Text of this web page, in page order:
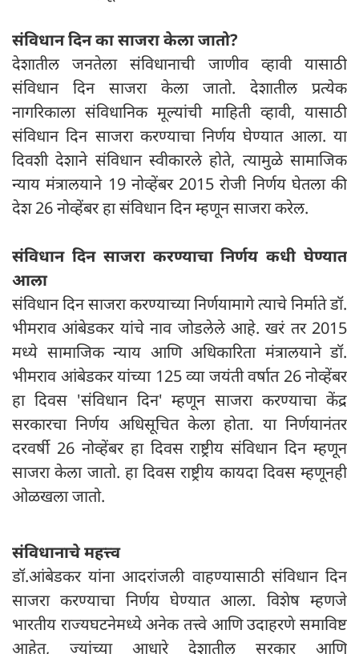
संविधान दिन का साजरा केला जातो?
देशातील जनतेला संविधानाची जाणीव व्हावी यासाठी
संविधान दिन साजरा केला जातो. देशातील प्रत्येक
नागरिकाला संविधानिक मूल्यांची माहिती व्हावी, यासाठी
संविधान दिन साजरा करण्याचा निर्णय घेण्यात आला. या
दिवशी देशाने संविधान स्वीकारले होते, त्यामुळे सामाजिक
न्याय मंत्रालयाने 19 नोव्हेंबर 2015 रोजी निर्णय घेतला की
देश 26 नोव्हेंबर हा संविधान दिन म्हणून साजरा करेल.
संविधान दिन साजरा करण्याचा निर्णय कधी घेण्यात
आला
संविधान दिन साजरा करण्याच्या निर्णयामागे त्याचे निर्माते डॉ.
भीमराव आंबेडकर यांचे नाव जोडलेले आहे. खरं तर 2015
मध्ये सामाजिक न्याय आणि अधिकारिता मंत्रालयाने डॉ.
भीमराव आंबेडकर यांच्या 125 व्या जयंती वर्षात 26 नोव्हेंबर
हा दिवस 'संविधान दिन' म्हणून साजरा करण्याचा केंद्र
सरकारचा निर्णय अधिसूचित केला होता. या निर्णयानंतर
दरवर्षी 26 नोव्हेंबर हा दिवस राष्ट्रीय संविधान दिन म्हणून
साजरा केला जातो. हा दिवस राष्ट्रीय कायदा दिवस म्हणूनही
ओळखला जातो.
संविधानाचे महत्त्व
डॉ.आंबेडकर यांना आदरांजली वाहण्यासाठी संविधान दिन
साजरा करण्याचा निर्णय घेण्यात आला. विशेष म्हणजे
भारतीय राज्यघटनेमध्ये अनेक तत्त्वे आणि उदाहरणे समाविष्ट
आहेत, ज्यांच्या आधारे देशातील सरकार आणि